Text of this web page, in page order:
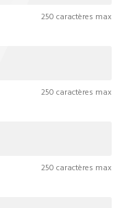
250 caractères max
250 caractères max
250 caractères max